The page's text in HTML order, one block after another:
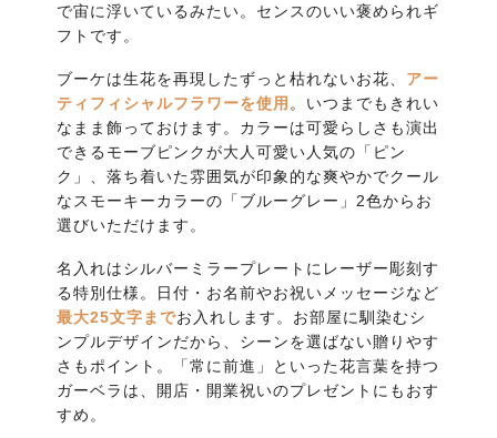
で宙に浮いているみたい。センスのいい褒められギ
フトです。
ブーケは生花を再現したずっと枯れないお花、 アー
ティフィシャルフラワーを使用 。いつまでもきれい
なまま飾っておけます。カラーは可愛らしさも演出
できるモーブピンクが大人可愛い人気の「ピン
ク」、落ち着いた雰囲気が印象的な爽やかでクール
なスモーキーカラーの「ブルーグレー」2色からお
選びいただけます。
名入れはシルバーミラープレートにレーザー彫刻す
る特別仕様。日付・お名前やお祝いメッセージなど
最大25文字までお入れします。お部屋に馴染むシ
ンプルデザインだから、シーンを選ばない贈りやす
さもポイント。「常に前進」といった花言葉を持つ
ガーベラは、開店・開業祝いのプレゼントにもおす
すめ。